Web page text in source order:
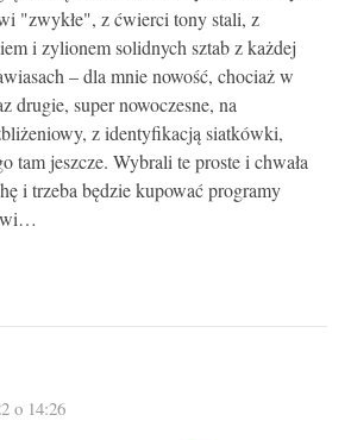
"zwykłe", z ćwierci tony stali, z
i zylionem solidnych sztab z każdej
– dla mnie nowość, chociaż w
drugie, super nowoczesne, na
z identyfikacją siatkówki,
tam jeszcze. Wybrali te proste i chwała
i trzeba będzie kupować programy
o 14:26